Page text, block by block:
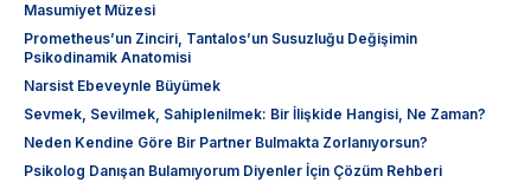
Masumiyet Müzesi
Prometheus’un Zinciri, Tantalos’un Susuzluğu Değişimin
Psikodinamik Anatomisi
Narsist Ebeveynle Büyümek
Sevmek, Sevilmek, Sahiplenilmek: Bir İlişkide Hangisi, Ne Zaman?
Neden Kendine Göre Bir Partner Bulmakta Zorlanıyorsun?
Psikolog Danışan Bulamıyorum Diyenler İçin Çözüm Rehberi